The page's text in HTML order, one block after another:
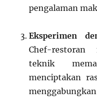
pengalaman
Eksperimen
Chef-restoran
teknik
menciptakan